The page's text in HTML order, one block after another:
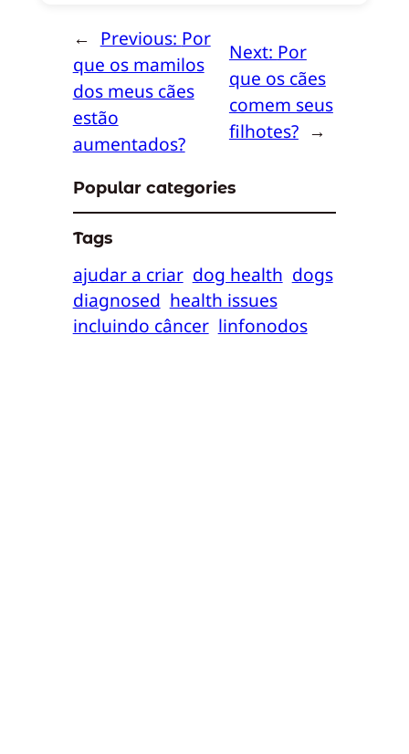
← Previous: Por
que os mamilos
dos meus cães
estão
aumentados?
Next: Por
que os cães
comem seus
filhotes? →
Popular categories
Tags
ajudar a criar dog health dogs
diagnosed health issues
incluindo câncer linfonodos